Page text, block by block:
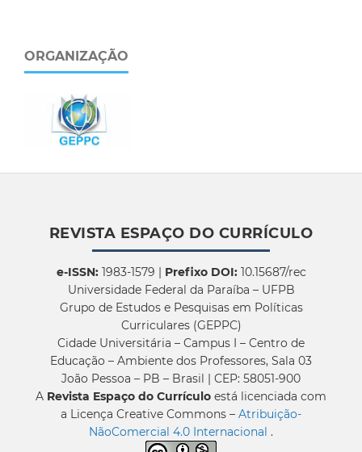
ORGANIZAÇÃO
REVISTA ESPAÇO DO CURRÍCULO
e-ISSN:1983-1579 | Prefixo DOI:10.15687/rec
Universidade Federal da Paraíba – UFPB
Grupo de Estudos e Pesquisas em Políticas
Curriculares (GEPPC)
Cidade Universitária – Campus I – Centro de
Educação – Ambiente dos Professores, Sala 03
João Pessoa – PB – Brasil | CEP: 58051-900
A Revista Espaço do Currículo está licenciada com
a Licença Creative Commons – Atribuição-
NãoComercial 4.0 Internacional .